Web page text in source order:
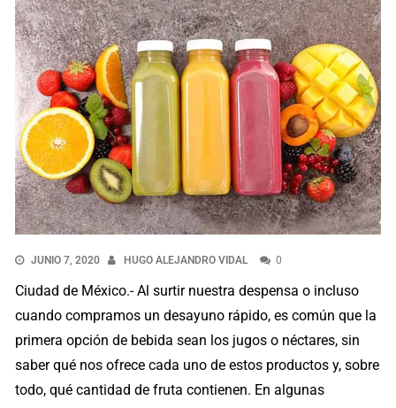
JUNIO 7, 2020 HUGO ALEJANDRO VIDAL 0
Ciudad de México.- Al surtir nuestra despensa o incluso
cuando compramos un desayuno rápido, es común que la
primera opción de bebida sean los jugos o néctares, sin
saber qué nos ofrece cada uno de estos productos y, sobre
todo, qué cantidad de fruta contienen. En algunas